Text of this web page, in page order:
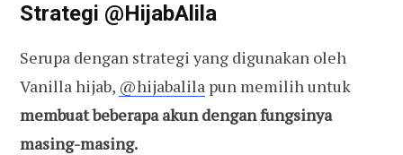
Strategi @HijabAlila
Serupa dengan strategi yang digunakan oleh
Vanilla hijab, @hijabalila pun memilih untuk
membuat beberapa akun dengan fungsinya
masing-masing.